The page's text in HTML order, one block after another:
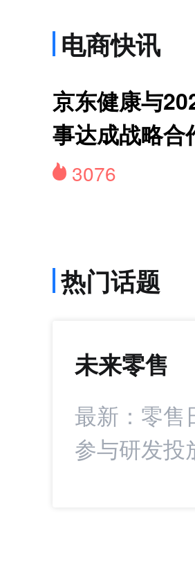
电商快讯
京东健康与
事达成战略合
3076
热门话题
未来零售
最新：零售
参与研发投